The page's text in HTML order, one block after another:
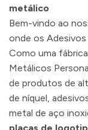
metálico
Bem-vindo ao
onde os
Como uma
Metálicos
de produtos de
de níquel,
metal de aço